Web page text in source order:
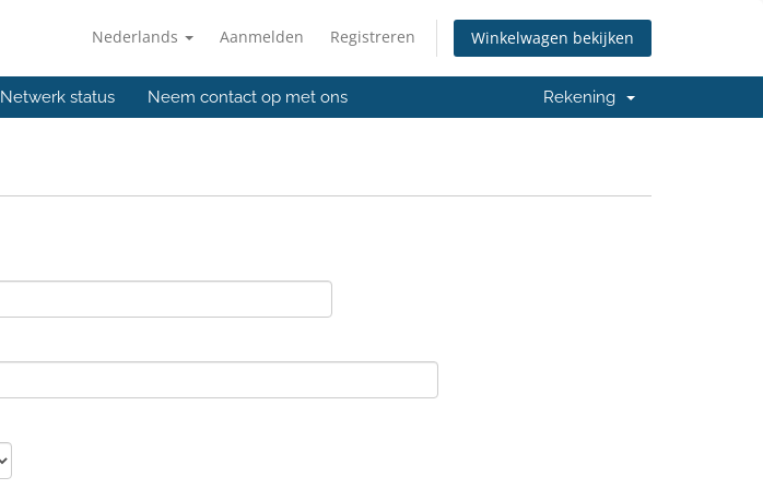
Nederlands Aanmelden Registreren Winkelwagen bekijken
Netwerk status Neem contact op met ons Rekening